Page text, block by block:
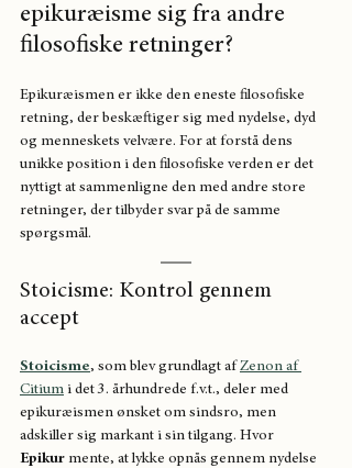
epikuræisme sig fra andre
filosofiske retninger?
Epikuræismen er ikke den eneste filosofiske
retning, der beskæftiger sig med nydelse, dyd
og menneskets velvære. For at forstå dens
unikke position i den filosofiske verden er det
nyttigt at sammenligne den med andre store
retninger, der tilbyder svar på de samme
spørgsmål.
Stoicisme: Kontrol gennem
accept
Stoicisme, som blev grundlagt af Zenon af
Citium i det 3. århundrede f.v.t., deler med
epikuræismen ønsket om sindsro, men
adskiller sig markant i sin tilgang. Hvor
Epikur mente, at lykke opnås gennem nydelse